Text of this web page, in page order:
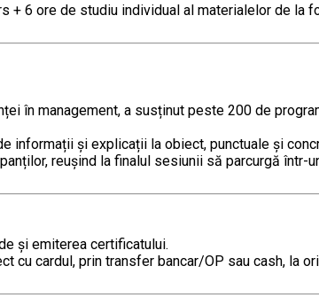
+ 6 ore de studiu individual al materialelor de la
în management, a susținut peste 200 de
informații și explicații la obiect, punctuale și
reușind la finalul sesiunii să parcurgă
şi emiterea certificatului.
cardul, prin transfer bancar/OP sau cash, la